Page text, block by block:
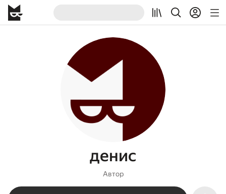
денис
Автор